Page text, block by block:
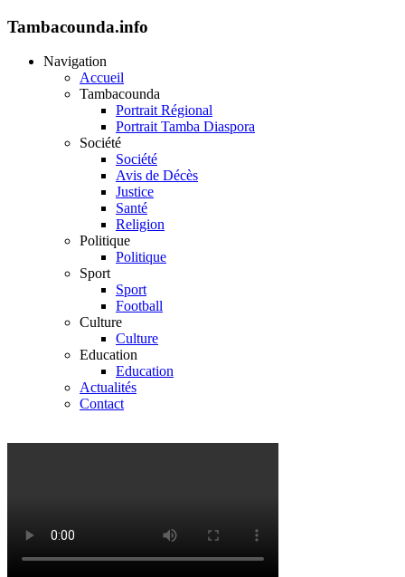
Tambacounda.info
Navigation
Accueil
Tambacounda
Portrait Régional
Portrait Tamba Diaspora
Société
Société
Avis de Décès
Justice
Santé
Religion
Politique
Politique
Sport
Sport
Football
Culture
Culture
Education
Education
Actualités
Contact